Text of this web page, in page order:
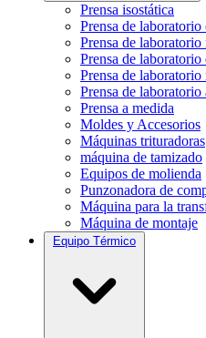
Prensa isostática
Prensa de
Prensa de laboratorio
Prensa de laboratorio
Prensa de laboratorio
Prensa de
Prensa a medida
Moldes y Accesorios
Máquinas trituradoras
máquina de tamizado
Equipos de molienda
Punzonadora de
Máquina para la
Máquina de montaje
Equipo Térmico